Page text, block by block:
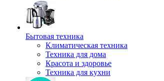
Бытовая техника
Климатическая техника
Техника для дома
Красота и здоровье
Техника для кухни